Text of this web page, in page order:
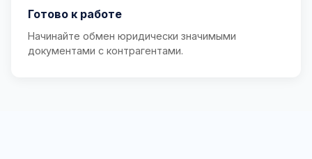
Готово к работе
Начинайте обмен юридически значимыми
документами с контрагентами.